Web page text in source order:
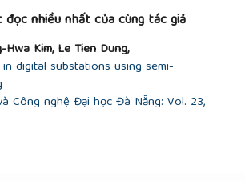
unknown input fractional order
observer for fractional order
with application to actuator fault
IET Control Theory and Applications
2163-2172, 2019.
H. T. Duong, and Y. S. Suh, “Walking
nhiều nhất của cùng tác giả
Kim, Le Tien Dung,
digital substations using semi-
Công nghệ Đại học Đà Nẵng: Vol. 23,